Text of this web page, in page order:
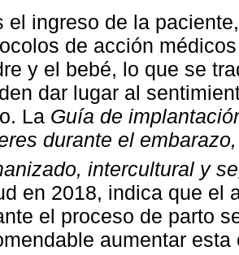
el ingreso de la
de acción
y el bebé, lo que se
dar lugar al
La Guía de
durante el
intercultural y
en 2018, indica que el
el proceso de parto
aumentar